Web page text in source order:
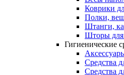
Коврики
Полки,
Штанги,
Шторы для
Гигиенические
Средства
Средства